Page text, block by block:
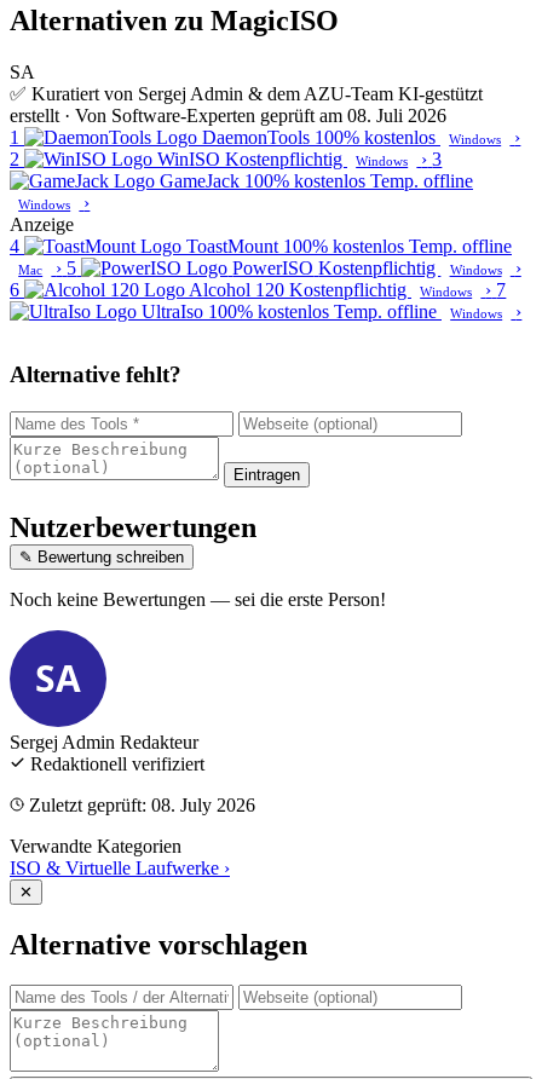
Alternativen zu MagicISO
SA
✅ Kuratiert von Sergej Admin & dem AZU-Team KI-gestützt
erstellt · Von Software-Experten geprüft am 08. Juli 2026
1
DaemonTools 100% kostenlos Windows
›
2
WinISO Kostenpflichtig Windows › 3
GameJack 100% kostenlos Temp. offline
Windows
›
Anzeige
4
ToastMount 100% kostenlos Temp. offline
Mac › 5 PowerISO Kostenpflichtig Windows
›
6
Alcohol 120 Kostenpflichtig Windows › 7
UltraIso 100% kostenlos Temp. offline Windows ›
Alternative fehlt?
Eintragen
Nutzerbewertungen
✎ Bewertung schreiben
Noch keine Bewertungen — sei die erste Person!
SA
Sergej Admin Redakteur
Redaktionell verifiziert
Zuletzt geprüft: 08. July 2026
Verwandte Kategorien
ISO & Virtuelle Laufwerke ›
✕
Alternative vorschlagen